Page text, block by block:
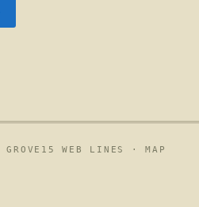
GROVE15 WEB LINES ·MAP